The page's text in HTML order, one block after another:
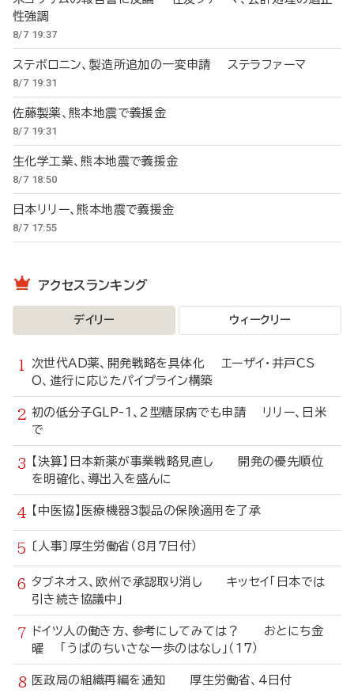
性強調
8/7 19:37
ステボロニン、製造所追加の一変申請 ステラファーマ
8/7 19:31
佐藤製薬、熊本地震で義援金
8/7 19:31
生化学工業、熊本地震で義援金
8/7 18:50
日本リリー、熊本地震で義援金
8/7 17:55
アクセスランキング
デイリー ウィークリー
次世代AD薬、開発戦略を具体化 エーザイ・井戸CS
O、進行に応じたパイプライン構築
初の低分子GLP-1、2型糖尿病でも申請 リリー、日米
で
【決算】日本新薬が事業戦略見直し 開発の優先順位
を明確化、導出入を盛んに
【中医協】医療機器3製品の保険適用を了承
〔人事〕厚生労働省（8月7日付）
タブネオス、欧州で承認取り消し キッセイ「日本では
引き続き協議中」
ドイツ人の働き方、参考にしてみては？ おとにち金
曜 「うぱのちいさな一歩のはなし」（17）
医政局の組織再編を通知 厚生労働省、4日付